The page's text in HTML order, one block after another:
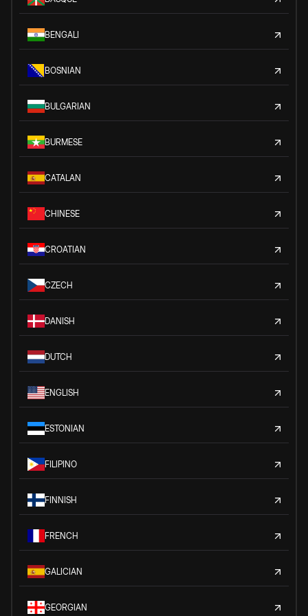
BENGALI
BOSNIAN
BULGARIAN
BURMESE
CATALAN
CHINESE
CROATIAN
CZECH
DANISH
DUTCH
ENGLISH
ESTONIAN
FILIPINO
FINNISH
FRENCH
GALICIAN
GEORGIAN